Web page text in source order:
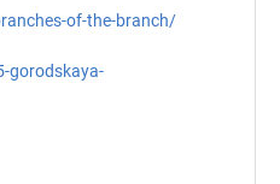
of-the-branch/
gorodskaya-